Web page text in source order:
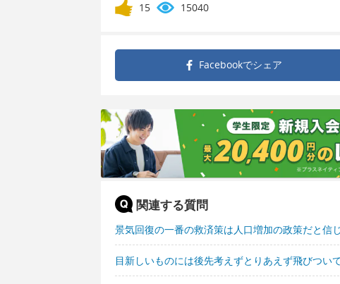
15 15040
Facebookでシェア
関連する質問
景気回復の一番の救済策は人口増加の政策だと信
目新しいものには後先考えずとりあえず飛びつい